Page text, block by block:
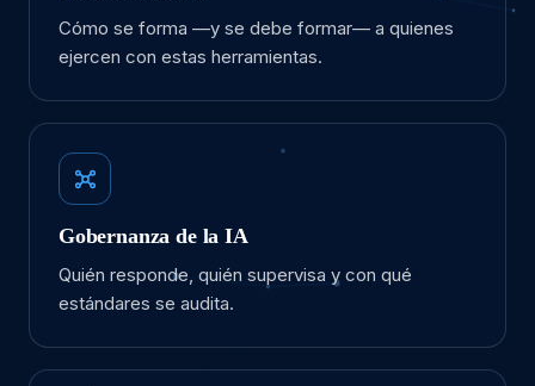
Cómo se forma —y se debe formar— a quienes
ejercen con estas herramientas.
Gobernanza de la IA
Quién responde, quién supervisa y con qué
estándares se audita.